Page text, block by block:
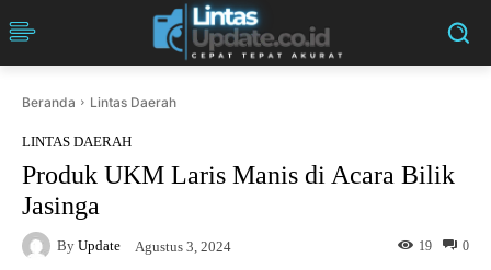
Beranda Lintas Daerah
LINTAS DAERAH
Produk UKM Laris Manis di Acara Bilik
Jasinga
By Update Agustus 3, 2024 0
19